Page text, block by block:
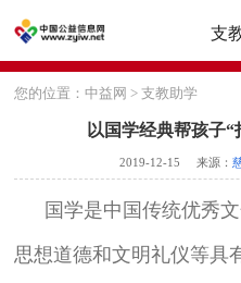
支
您的位置：中益网 >支教助学
以国学经典帮孩子
2019-12-15 来源：
国学是中国传统优秀
思想道德和文明礼仪等具